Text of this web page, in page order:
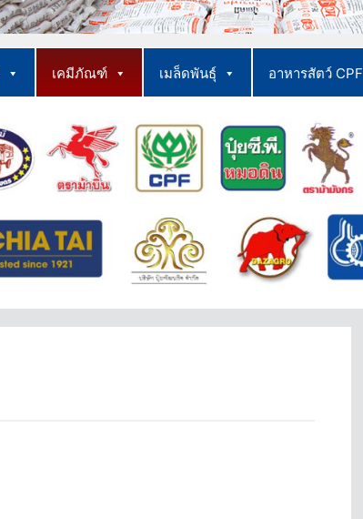
เคมีภัณฑ์ เมล็ดพันธุ์ อาหารสัตว์ CPF